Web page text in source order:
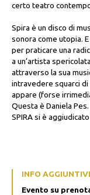
certo teatro
Spira è un disco di
sonora come utopia.
per praticare una
a un’artista
attraverso la sua
intravedere squarci
appare (forse
Questa è Daniela Pes.
SPIRA si è
INFO
Evento su